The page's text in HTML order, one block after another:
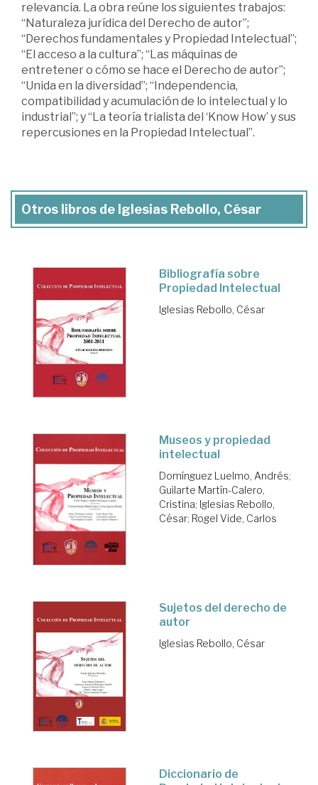
relevancia. La obra reúne los siguientes trabajos:
“Naturaleza jurídica del Derecho de autor”;
“Derechos fundamentales y Propiedad Intelectual”;
“El acceso a la cultura”; “Las máquinas de
entretener o cómo se hace el Derecho de autor”;
“Unida en la diversidad”; “Independencia,
compatibilidad y acumulación de lo intelectual y lo
industrial”; y “La teoría trialista del ‘Know How’ y sus
repercusiones en la Propiedad Intelectual”.
Otros libros de Iglesias Rebollo, César
Bibliografía sobre
Propiedad Intelectual
Iglesias Rebollo, César
Museos y propiedad
intelectual
Domínguez Luelmo, Andrés;
Guilarte Martín-Calero,
Cristina; Iglesias Rebollo,
César; Rogel Vide, Carlos
Sujetos del derecho de
autor
Iglesias Rebollo, César
Diccionario de